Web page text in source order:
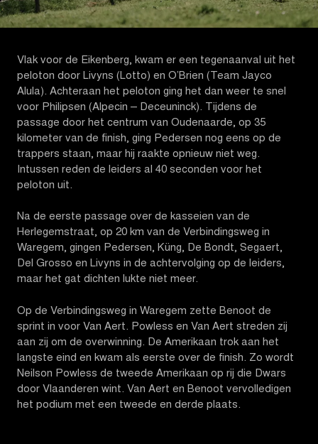
Vlak voor de Eikenberg, kwam er een tegenaanval uit het
peloton door Livyns (Lotto) en O’Brien (Team Jayco
Alula). Achteraan het peloton ging het dan weer te snel
voor Philipsen (Alpecin – Deceuninck). Tijdens de
passage door het centrum van Oudenaarde, op 35
kilometer van de finish, ging Pedersen nog eens op de
trappers staan, maar hij raakte opnieuw niet weg.
Intussen reden de leiders al 40 seconden voor het
peloton uit.
Na de eerste passage over de kasseien van de
Herlegemstraat, op 20 km van de Verbindingsweg in
Waregem, gingen Pedersen, Küng, De Bondt, Segaert,
Del Grosso en Livyns in de achtervolging op de leiders,
maar het gat dichten lukte niet meer.
Op de Verbindingsweg in Waregem zette Benoot de
sprint in voor Van Aert. Powless en Van Aert streden zij
aan zij om de overwinning. De Amerikaan trok aan het
langste eind en kwam als eerste over de finish. Zo wordt
Neilson Powless de tweede Amerikaan op rij die Dwars
door Vlaanderen wint. Van Aert en Benoot vervolledigen
het podium met een tweede en derde plaats.